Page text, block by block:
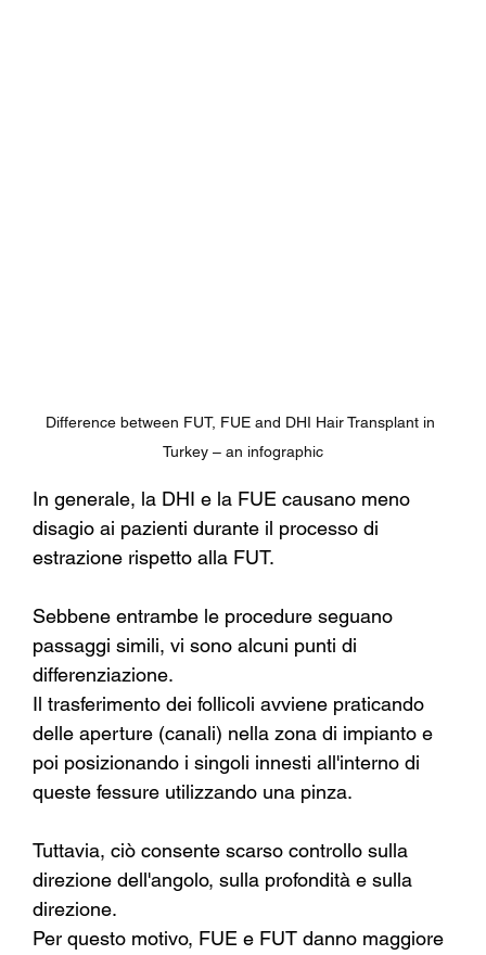
Difference between FUT, FUE and DHI Hair Transplant in
Turkey – an infographic
In generale, la DHI e la FUE causano meno
disagio ai pazienti durante il processo di
estrazione rispetto alla FUT.
Sebbene entrambe le procedure seguano
passaggi simili, vi sono alcuni punti di
differenziazione.
Il trasferimento dei follicoli avviene praticando
delle aperture (canali) nella zona di impianto e
poi posizionando i singoli innesti all'interno di
queste fessure utilizzando una pinza.
Tuttavia, ciò consente scarso controllo sulla
direzione dell'angolo, sulla profondità e sulla
direzione.
Per questo motivo, FUE e FUT danno maggiore